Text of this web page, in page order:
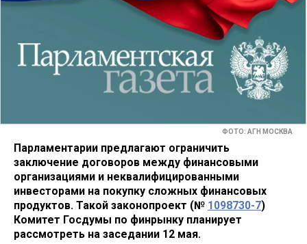
ФОТО: АГН МОСКВА
Парламентарии предлагают ограничить
заключение договоров между финансовыми
организациями и неквалифицированными
инвесторами на покупку сложных финансовых
продуктов. Такой законопроект (№ 1098730-7)
Комитет Госдумы по финрынку планирует
рассмотреть на заседании 12 мая.